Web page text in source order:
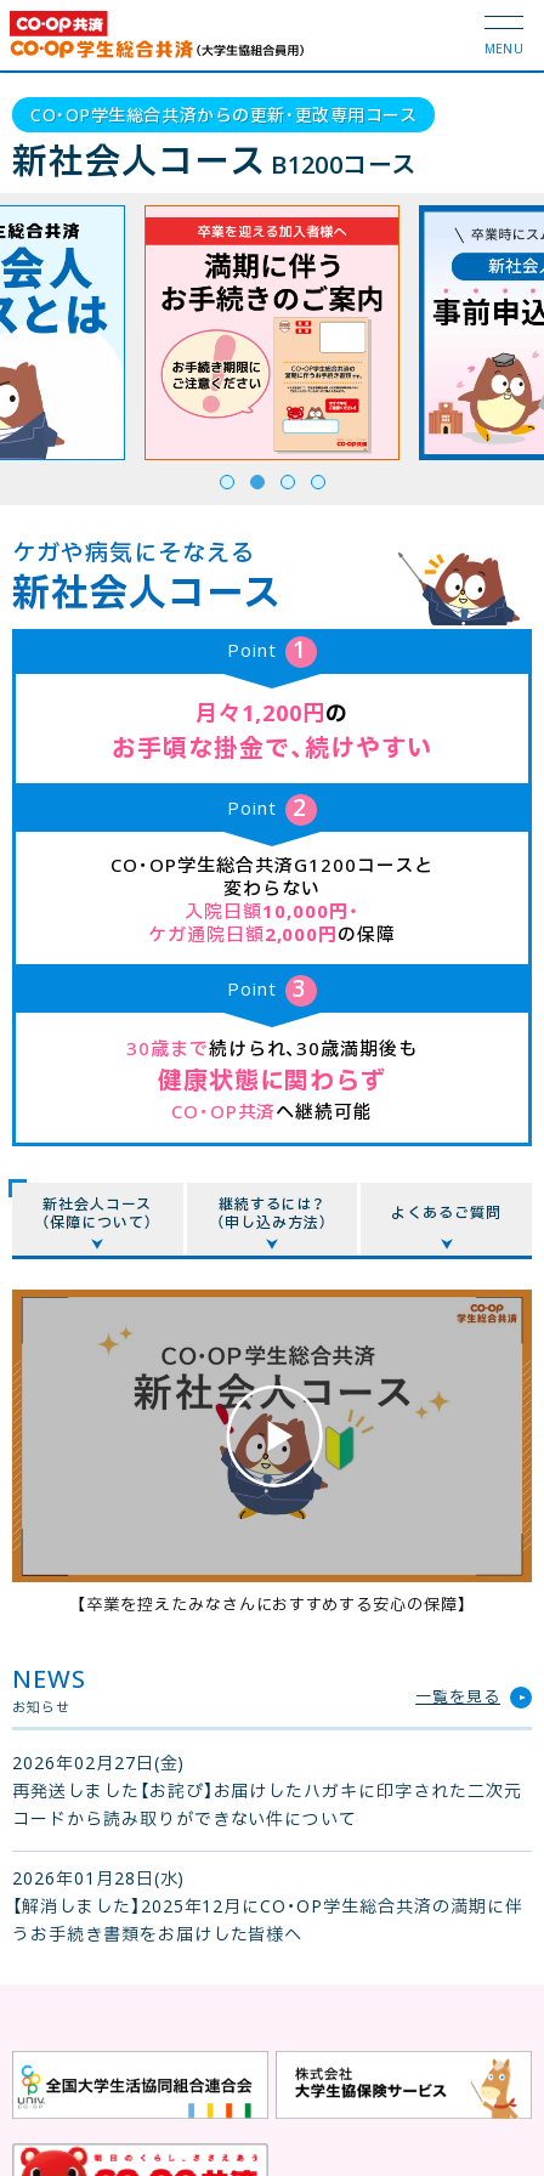
MENU
CO･OP学生総合共済からの更新･更改専用コース
新社会人コース B1200コース
ケガや病気にそなえる
新社会人コース
Point
月々1,200円の
お手頃な掛金で、続けやすい
Point
CO･OP学生総合共済G1200コースと
変わらない
入院日額10,000円・
ケガ通院日額2,000円の保障
Point
30歳まで続けられ、30歳満期後も
健康状態に関わらず
CO･OP共済へ継続可能
新社会人コース
（保障について）
継続するには？
（申し込み方法）
よくあるご質問
【卒業を控えたみなさんにおすすめする安心の保障】
NEWS
お知らせ 一覧を見る
2026年02月27日(金)
再発送しました【お詫び】お届けしたハガキに印字された二次元
コードから読み取りができない件について
2026年01月28日(水)
【解消しました】2025年12月にCO・OP学生総合共済の満期に伴
うお手続き書類をお届けした皆様へ